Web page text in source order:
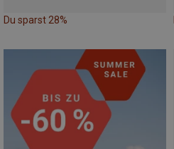
Du sparst 28%